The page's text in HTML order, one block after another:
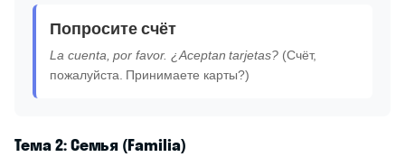
Попросите счёт
La cuenta, por favor. ¿Aceptan tarjetas? (Счёт,
пожалуйста. Принимаете карты?)
Тема 2: Семья (Familia)